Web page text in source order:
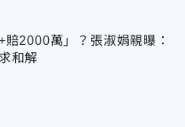
賠2000萬」？張淑娟親曝：
和解